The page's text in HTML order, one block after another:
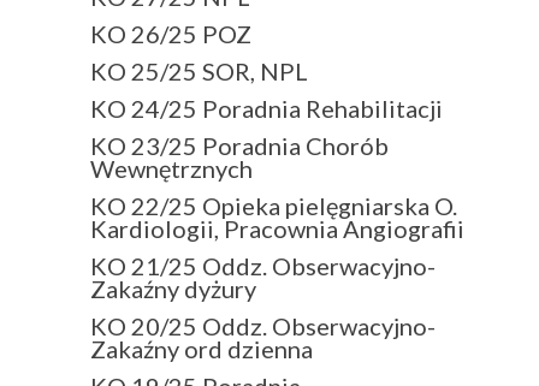
KO 26/25 POZ
KO 25/25 SOR, NPL
KO 24/25 Poradnia Rehabilitacji
KO 23/25 Poradnia Chorób
Wewnętrznych
KO 22/25 Opieka pielęgniarska O.
Kardiologii, Pracownia Angiografii
KO 21/25 Oddz. Obserwacyjno-
Zakaźny dyżury
KO 20/25 Oddz. Obserwacyjno-
Zakaźny ord dzienna